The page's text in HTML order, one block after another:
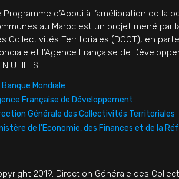
Programme d’Appui à l’amélioration de la
au Maroc est un projet mené par
Collectivités Territoriales (DGCT), en
et l’Agence Française de
UTILES
Banque Mondiale
Française de Développement
Générale des Collectivités Territoriales
de l'Economie, des Finances et de la
2019. Direction Générale des